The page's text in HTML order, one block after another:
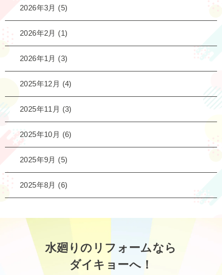
2026年3月 (5)
2026年2月 (1)
2026年1月 (3)
2025年12月 (4)
2025年11月 (3)
2025年10月 (6)
2025年9月 (5)
2025年8月 (6)
水廻りのリフォームなら
ダイキョーへ！